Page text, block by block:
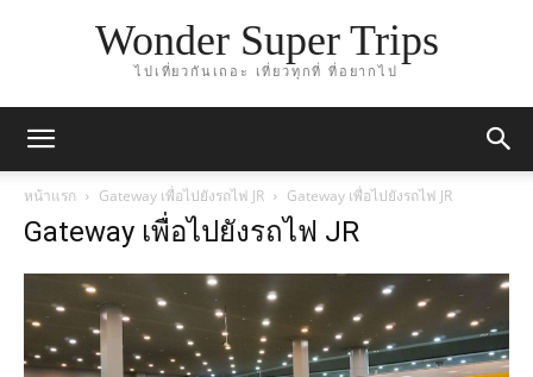
Wonder Super Trips
ไปเที่ยวกันเถอะ เที่ยวทุกที่ ที่อยากไป
หน้าแรก Gateway เพื่อไปยังรถไฟ JR Gateway เพื่อไปยังรถไฟ JR
Gateway เพื่อไปยังรถไฟ JR